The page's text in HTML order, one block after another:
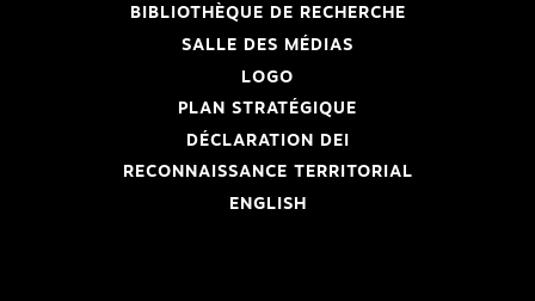
BIBLIOTHÈQUE DE RECHERCHE
SALLE DES MÉDIAS
LOGO
PLAN STRATÉGIQUE
DÉCLARATION DEI
RECONNAISSANCE TERRITORIAL
ENGLISH